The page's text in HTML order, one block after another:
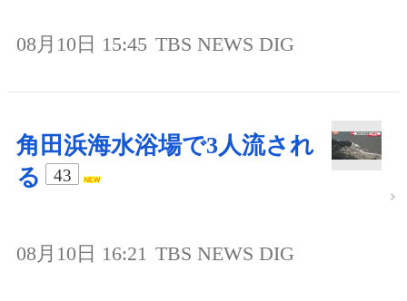
08月10日 15:45 TBS NEWS DIG
角田浜海水浴場で3人流され
る
43
08月10日 16:21 TBS NEWS DIG